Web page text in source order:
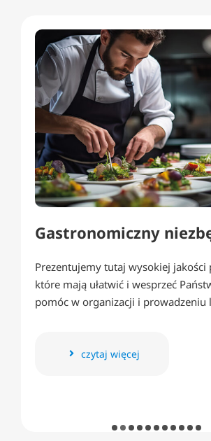
Gastronomiczny
Prezentujemy tutaj wysokiej jakości
które mają ułatwić i wesprzeć
pomóc w organizacji i prowadzeniu
czytaj więcej